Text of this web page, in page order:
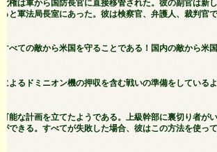
権は軍から国防長官に直接移管された。彼の副官は新
と軍法局長室にあった。彼は検察官、弁護人、裁判官
べての敵から米国を守ることである！国内の敵から米
よるドミニオン機の押収を含む戦いの準備をしている
能な計画を立てたようである。上級幹部に裏切り者が
できる。すべてが失敗した場合、彼はこの方法を使っ